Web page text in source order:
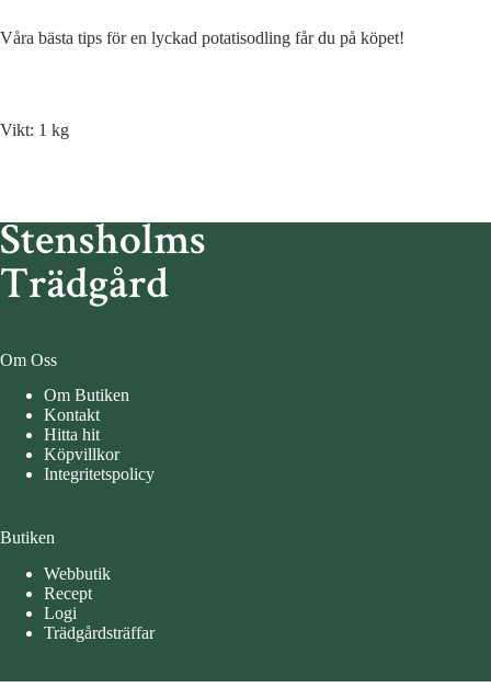
Våra bästa tips för en lyckad potatisodling får du på köpet!
Vikt: 1 kg
Om Oss
Om Butiken
Kontakt
Hitta hit
Köpvillkor
Integritetspolicy
Butiken
Webbutik
Recept
Logi
Trädgårdsträffar